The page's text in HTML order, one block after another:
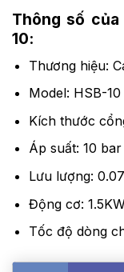
Thông số của
10:
Thương hiệu:
Model: HSB-10
Kích thước
Áp suất: 10 bar
Lưu lượng:
Động cơ:
Tốc độ dòng